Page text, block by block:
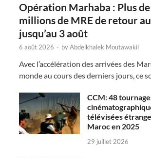
Opération Marhaba : Plus
millions de MRE de retour
jusqu’au 3 août
6 août 2026 - byAbdelkhalek Moutawakil
Avec l’accélération des arrivées des
monde au cours des derniers jours, ce
CCM: 48
télévisées
Maroc en 2025
29 juillet 2026